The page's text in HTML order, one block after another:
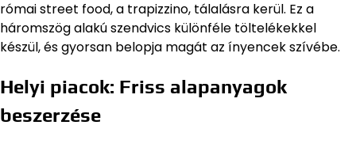
római street food, a trapizzino, tálalásra kerül. Ez a
háromszög alakú szendvics különféle töltelékekkel
készül, és gyorsan belopja magát az ínyencek szívébe.
Helyi piacok: Friss alapanyagok
beszerzése